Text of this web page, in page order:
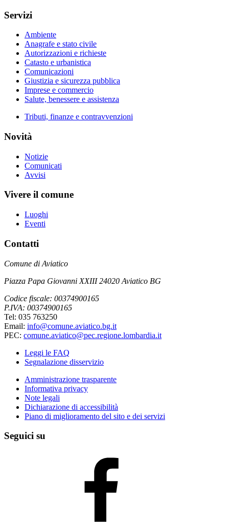
Servizi
Ambiente
Anagrafe e stato civile
Autorizzazioni e richieste
Catasto e urbanistica
Comunicazioni
Giustizia e sicurezza pubblica
Imprese e commercio
Salute, benessere e assistenza
Tributi, finanze e contravvenzioni
Novità
Notizie
Comunicati
Avvisi
Vivere il comune
Luoghi
Eventi
Contatti
Comune di Aviatico
Piazza Papa Giovanni XXIII 24020 Aviatico BG
Codice fiscale: 00374900165
P.IVA: 00374900165
Tel: 035 763250
Email: info@comune.aviatico.bg.it
PEC: comune.aviatico@pec.regione.lombardia.it
Leggi le FAQ
Segnalazione disservizio
Amministrazione trasparente
Informativa privacy
Note legali
Dichiarazione di accessibilità
Piano di miglioramento del sito e dei servizi
Seguici su